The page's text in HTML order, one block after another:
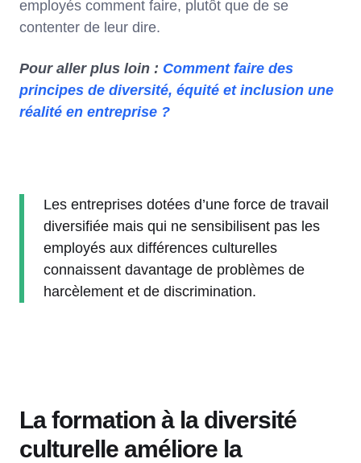
employés comment faire, plutôt que de se
contenter de leur dire.
Pour aller plus loin : Comment faire des
principes de diversité, équité et inclusion une
réalité en entreprise ?
Les entreprises dotées d’une force de travail
diversifiée mais qui ne sensibilisent pas les
employés aux différences culturelles
connaissent davantage de problèmes de
harcèlement et de discrimination.
La formation à la diversité
culturelle améliore la